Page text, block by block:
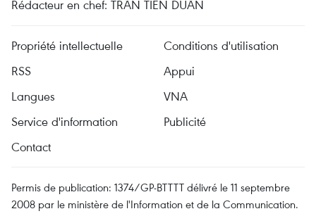
Rédacteur en chef: TRÂN TIÊN DUÂN
Propriété intellectuelle
Conditions d'utilisation
RSS
Appui
Langues
VNA
Service d'information
Publicité
Contact
Permis de publication: 1374/GP-BTTTT délivré le 11 septembre
2008 par le ministère de l'Information et de la Communication.